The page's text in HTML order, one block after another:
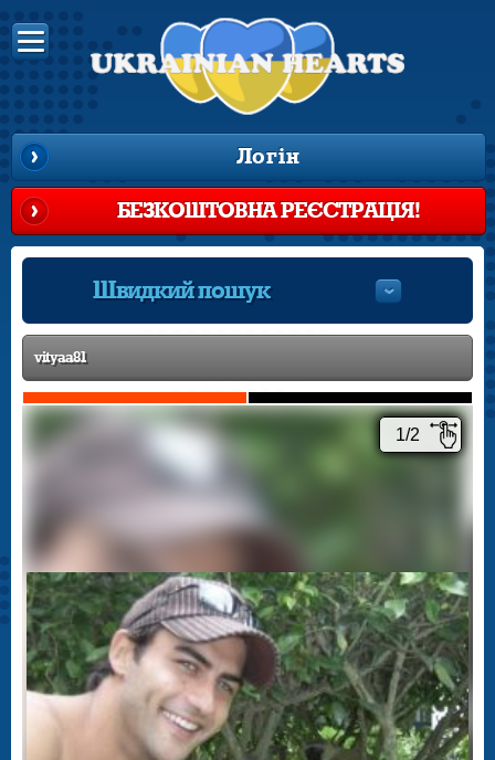
Логін
БЕЗКОШТОВНА РЕЄСТРАЦІЯ!
Швидкий пошук
vityaa81
1/2